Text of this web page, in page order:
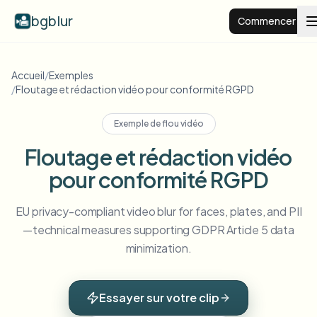
bgblur Commencer
Arrière-plan flou
Exemples
Voir tous les exemples
Parcourir toute la bibliothèque d'exemples
Flouter le visage
Flouter la plaque
Fonctionnalités
Écoles et éducation
Accueil/Exemples
/Floutage et rédaction vidéo pour conformité RGPD
Exemple de flou vidéo
Floutage et rédaction vidéo
pour conformité RGPD
EU privacy-compliant video blur for faces, plates, and PII
—technical measures supporting GDPR Article 5 data
minimization.
Essayer sur votre clip